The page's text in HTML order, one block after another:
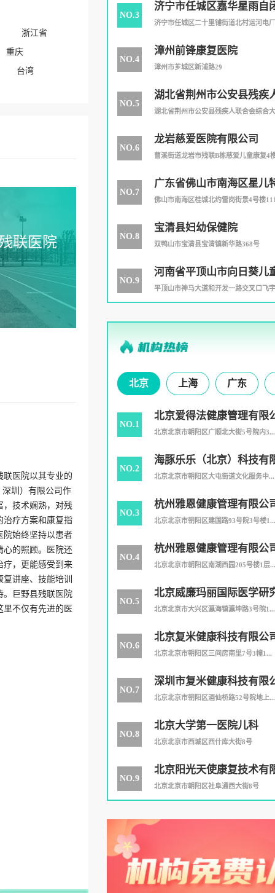
浙江省
重庆
台湾
联医院
联医院以其专业的
圳）有限公司作
，技术娴熟，对残
治疗方案和康复指
院始终坚持以患者
心的照顾。医院还
疗，更能感受到来
讲座、技能培训
。巨野县残联医院
里不仅有先进的医
NO.3
济宁市任城区嘉华星雨自
心
济宁市任城区二十里铺街道北村运河电
NO.4
漳州前锋康复医院
漳州市芗城区新浦路29
NO.5
湖北省荆州市公安县残疾
湖北省荆州市公安县残疾人联合会综合
NO.6
龙岩慈爱医院有限公司
曹溪街道龙岩市残联B栋慈爱儿童康复4
NO.7
广东省佛山市南海区星儿
训中心
佛山市南海区桂城北约雷岗街景4号楼
NO.8
宝清县妇幼保健院
双鸭山市宝清县宝清镇新华路368号
NO.9
河南省平顶山市向日葵儿
中心
平顶山市神马大道和开发一路交叉口飞
北京 上海 广东
NO.1
北京爱得法健康管理有限
北京北京市朝阳区广顺北大街5号院内3...
NO.2
海豚乐乐（北京）科技有
北京北京市朝阳区大屯街道文化服务中...
NO.3
杭州雅恩健康管理有限公
司
北京北京市朝阳区建国路93号院3号楼1...
NO.4
杭州雅恩健康管理有限公
分公司
北京北京市朝阳区南湖西园205号楼1层...
NO.5
北京威廉玛丽国际医学研
北京北京市大兴区瀛海镇瀛坤路3号院1...
NO.6
北京复米健康科技有限公
北京北京市朝阳区三间房南里7号3幢1...
NO.7
深圳市复米健康科技有限
公司
北京北京市朝阳区酒仙桥路52号院地上...
NO.8
北京大学第一医院儿科
北京北京市西城区西什库大街8号
NO.9
北京阳光天使康复技术有
北京北京市朝阳区社阜通西大街8号